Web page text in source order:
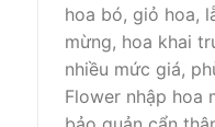
hoa bó, giỏ hoa,
mừng, hoa khai
nhiều mức giá,
Flower nhập hoa